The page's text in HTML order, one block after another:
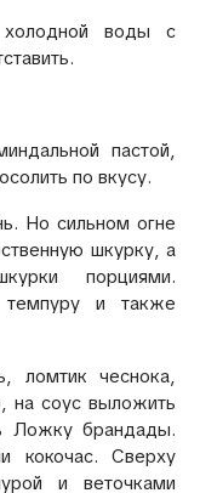
воды с
пастой,
по вкусу.
Но сильном огне
шкурку, а
порциями.
и также
ломтик чеснока,
на соус выложить
Ложку брандады.
кокочас. Сверху
и веточками